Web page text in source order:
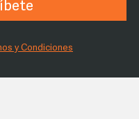
y Condiciones